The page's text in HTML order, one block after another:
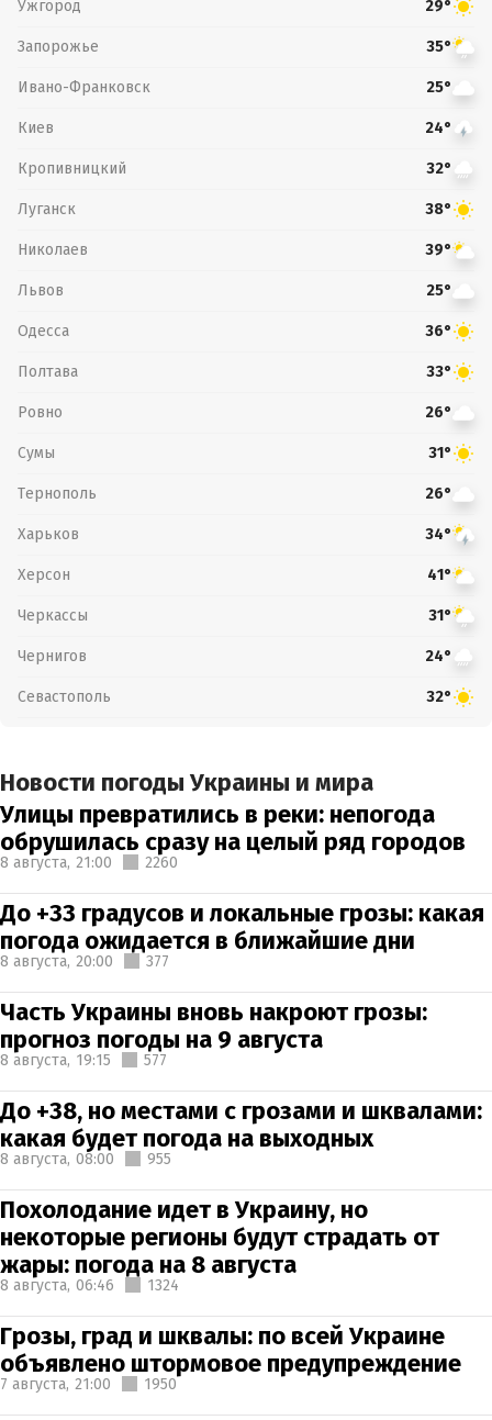
Ужгород 29°
Запорожье 35°
Ивано-Франковск 25°
Киев 24°
Кропивницкий 32°
Луганск 38°
Николаев 39°
Львов 25°
Одесса 36°
Полтава 33°
Ровно 26°
Сумы 31°
Тернополь 26°
Харьков 34°
Херсон 41°
Черкассы 31°
Чернигов 24°
Севастополь 32°
Новости погоды Украины и мира
Улицы превратились в реки: непогода
обрушилась сразу на целый ряд городов
8 августа, 21:00 2260
До +33 градусов и локальные грозы: какая
погода ожидается в ближайшие дни
8 августа, 20:00 377
Часть Украины вновь накроют грозы:
прогноз погоды на 9 августа
8 августа, 19:15 577
До +38, но местами с грозами и шквалами:
какая будет погода на выходных
8 августа, 08:00 955
Похолодание идет в Украину, но
некоторые регионы будут страдать от
жары: погода на 8 августа
8 августа, 06:46 1324
Грозы, град и шквалы: по всей Украине
объявлено штормовое предупреждение
7 августа, 21:00 1950